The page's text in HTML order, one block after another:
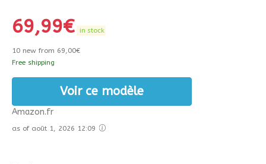
69,99€ in stock
10 new from 69,00€
Free shipping
Voir ce modèle
Amazon.fr
as of août 1, 2026 12:09